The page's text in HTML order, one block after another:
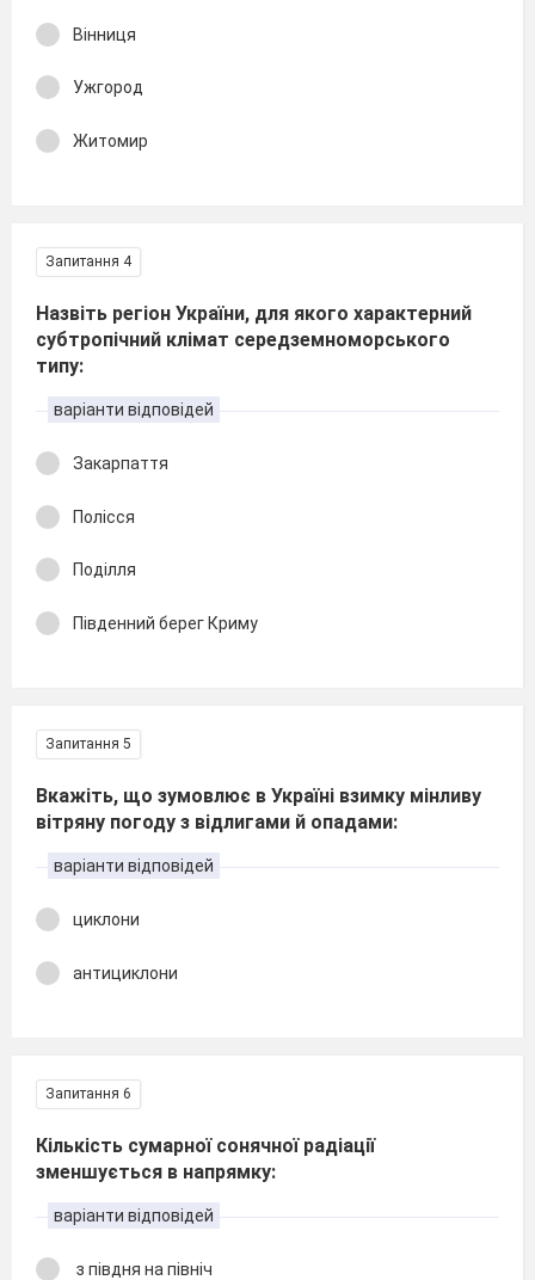
Вінниця
Ужгород
Житомир
Запитання 4
Назвіть регіон України, для якого характерний
субтропічний клімат середземноморського
типу:
варіанти відповідей
Закарпаття
Полісся
Поділля
Південний берег Криму
Запитання 5
Вкажіть, що зумовлює в Україні взимку мінливу
вітряну погоду з відлигами й опадами:
варіанти відповідей
циклони
антициклони
Запитання 6
Кількість сумарної сонячної радіації
зменшується в напрямку:
варіанти відповідей
з півдня на північ